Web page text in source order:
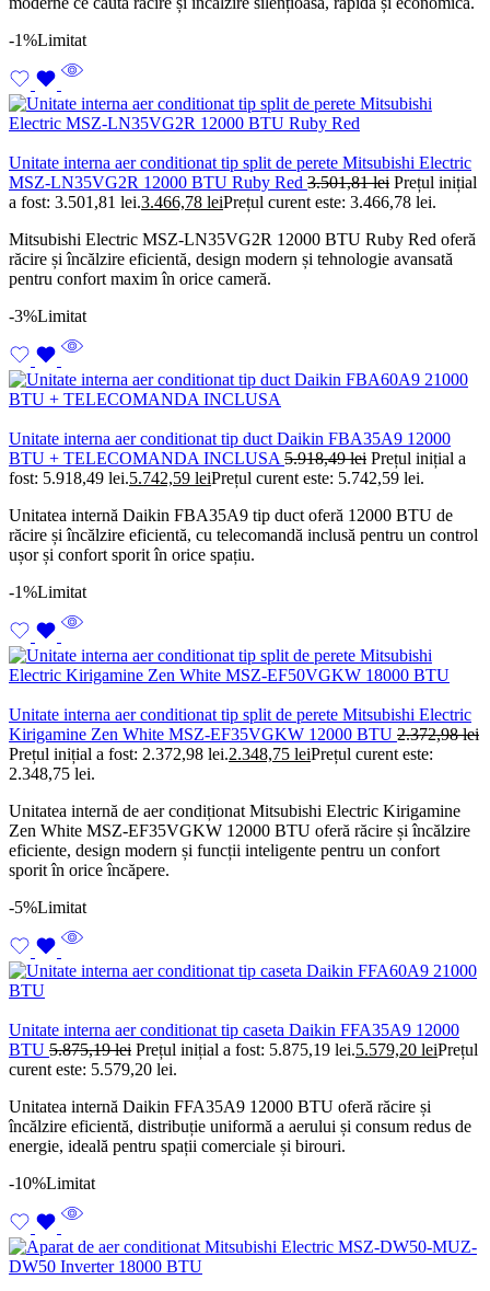
-1%Limitat
Unitate interna aer conditionat tip split de perete Mitsubishi Electric
MSZ-LN35VG2R 12000 BTU Ruby Red 3.501,81lei Prețul inițial
a fost: 3.501,81 lei.3.466,78 leiPrețul curent este: 3.466,78 lei.
Mitsubishi Electric MSZ-LN35VG2R 12000 BTU Ruby Red oferă
răcire și încălzire eficientă, design modern și tehnologie avansată
pentru confort maxim în orice cameră.
-3%Limitat
Unitate interna aer conditionat tip duct Daikin FBA35A9 12000
BTU + TELECOMANDA INCLUSA5.918,49lei Prețul inițial a
fost: 5.918,49 lei.5.742,59 leiPrețul curent este: 5.742,59 lei.
Unitatea internă Daikin FBA35A9 tip duct oferă 12000 BTU de
răcire și încălzire eficientă, cu telecomandă inclusă pentru un control
ușor și confort sporit în orice spațiu.
-1%Limitat
Unitate interna aer conditionat tip split de perete Mitsubishi Electric
Kirigamine Zen White MSZ-EF35VGKW 12000 BTU 2.372,98lei
Prețul inițial a fost: 2.372,98 lei.2.348,75 leiPrețul curent este:
2.348,75 lei.
Unitatea internă de aer condiționat Mitsubishi Electric Kirigamine
Zen White MSZ-EF35VGKW 12000 BTU oferă răcire și încălzire
eficiente, design modern și funcții inteligente pentru un confort
sporit în orice încăpere.
-5%Limitat
Unitate interna aer conditionat tip caseta Daikin FFA35A9 12000
BTU 5.875,19lei Prețul inițial a fost: 5.875,19 lei.5.579,20 leiPrețul
curent este: 5.579,20 lei.
Unitatea internă Daikin FFA35A9 12000 BTU oferă răcire și
încălzire eficientă, distribuție uniformă a aerului și consum redus de
energie, ideală pentru spații comerciale și birouri.
-10%Limitat